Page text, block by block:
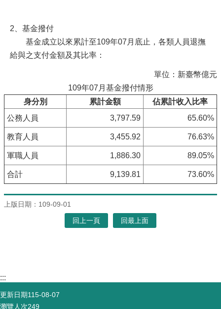
2、基金撥付
基金成立以來累計至109年07月底止，各類人員退撫
給與之支付金額及其比率：
單位：新臺幣億元
109年07月基金撥付情形
身分別
累計金額
佔累計收入比率
公務人員
3,797.59 65.60%
教育人員 3,455.92 76.63%
軍職人員 1,886.30 89.05%
合計 9,139.81 73.60%
上版日期：109-09-01
回上一頁 回最上面
:::
更新日期115-08-07
瀏覽人次249